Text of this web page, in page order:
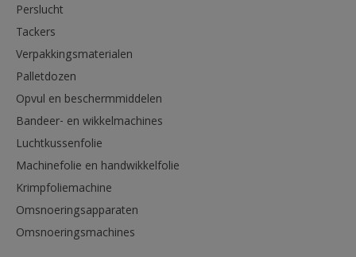
Perslucht
Tackers
Verpakkingsmaterialen
Palletdozen
Opvul en beschermmiddelen
Bandeer- en wikkelmachines
Luchtkussenfolie
Machinefolie en handwikkelfolie
Krimpfoliemachine
Omsnoeringsapparaten
Omsnoeringsmachines